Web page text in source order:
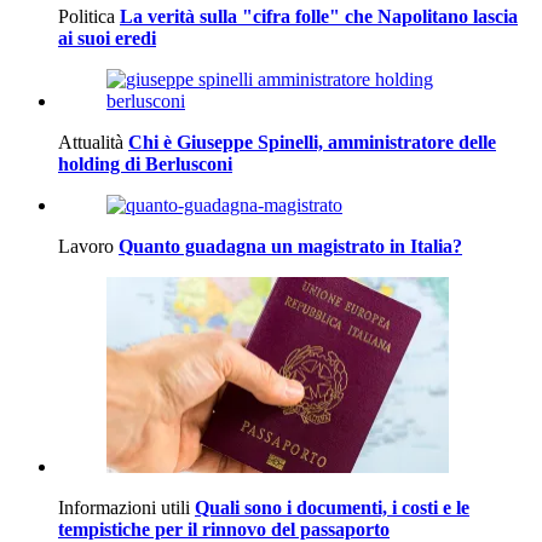
Politica La verità sulla "cifra folle" che Napolitano lascia
ai suoi eredi
Attualità Chi è Giuseppe Spinelli, amministratore delle
holding di Berlusconi
Lavoro Quanto guadagna un magistrato in Italia?
Informazioni utili Quali sono i documenti, i costi e le
tempistiche per il rinnovo del passaporto